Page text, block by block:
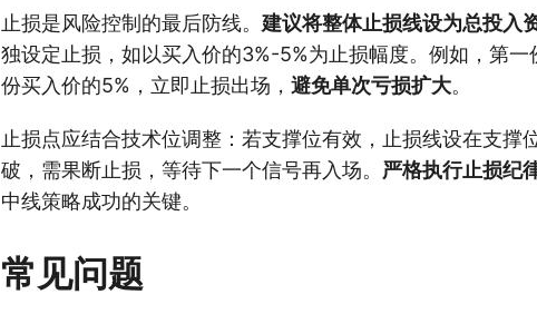
止损是风险控制的最后防线。 建议将整体止损线设为总投入
独设定止损，如以买入价的3%-5%为止损幅度。例如，第
份买入价的5%，立即止损出场， 避免单次亏损扩大。
止损点应结合技术位调整：若支撑位有效，止损线设在支撑
破，需果断止损，等待下一个信号再入场。 严格执行止损纪
中线策略成功的关键。
常见问题